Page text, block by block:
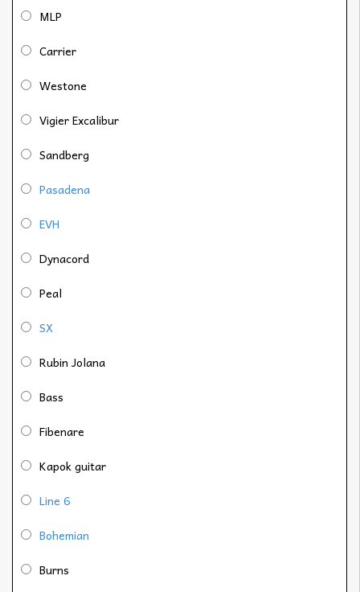
MLP
Carrier
Westone
Vigier Excalibur
Sandberg
Pasadena
EVH
Dynacord
Peal
SX
Rubin Jolana
Bass
Fibenare
Kapok guitar
Line 6
Bohemian
Burns